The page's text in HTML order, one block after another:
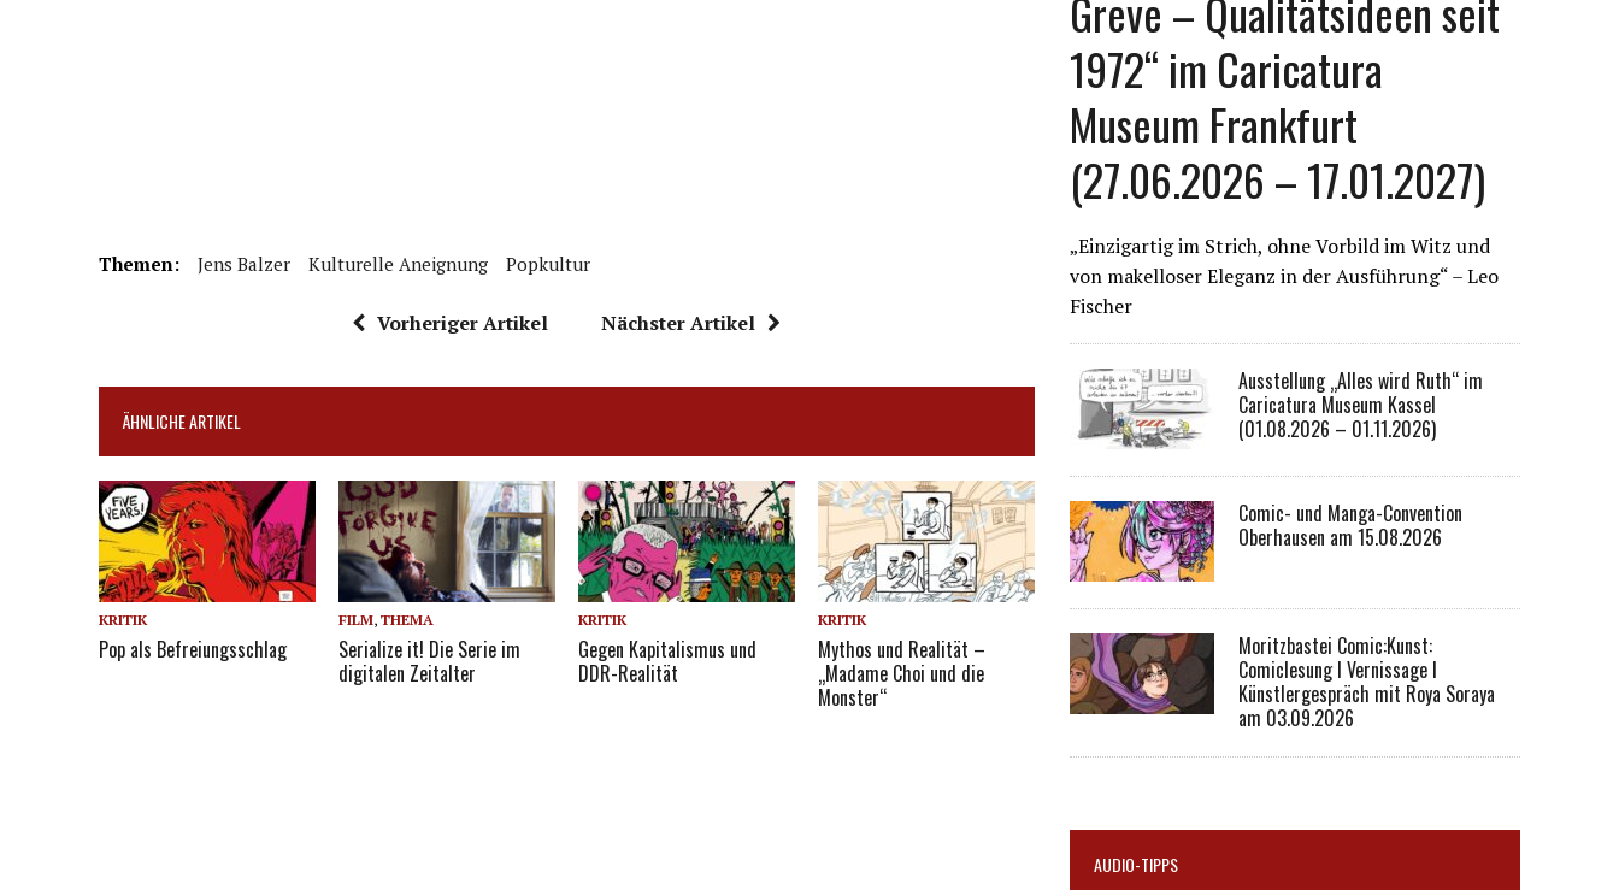
Themen: Jens Balzer Kulturelle Aneignung Popkultur
Vorheriger Artikel Nächster Artikel
ÄHNLICHE ARTIKEL
KRITIK
Pop als Befreiungsschlag
FILM,THEMA
Serialize it! Die Serie im
digitalen Zeitalter
KRITIK
Gegen Kapitalismus und
DDR-Realität
KRITIK
Mythos und Realität –
„Madame Choi und die
Monster“
1972“ im Caricatura
Museum Frankfurt
(27.06.2026 – 17.01.2027)
„Einzigartig im Strich, ohne Vorbild im Witz und
von makelloser Eleganz in der Ausführung“ – Leo
Fischer
Ausstellung „Alles wird Ruth“ im
Caricatura Museum Kassel
(01.08.2026 – 01.11.2026)
Comic- und Manga-Convention
Oberhausen am 15.08.2026
Moritzbastei Comic:Kunst:
Comiclesung I Vernissage I
Künstlergespräch mit Roya Soraya
am 03.09.2026
AUDIO-TIPPS